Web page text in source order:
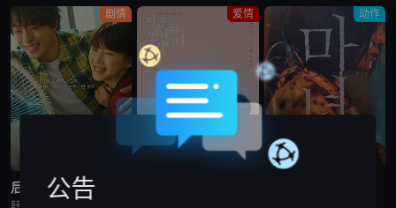
剧情
后来的我们
爱情
蓝光画质
动作
公告